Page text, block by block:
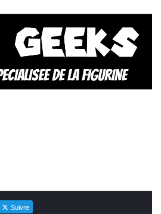
Suivre